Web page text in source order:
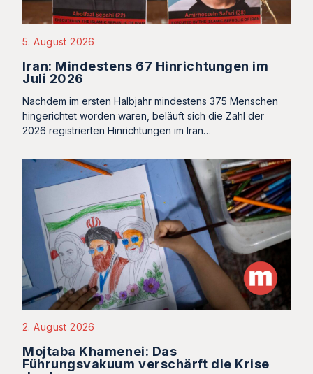
5. August 2026
Iran: Mindestens 67 Hinrichtungen im
Juli 2026
Nachdem im ersten Halbjahr mindestens 375 Menschen
hingerichtet worden waren, beläuft sich die Zahl der
2026 registrierten Hinrichtungen im Iran…
2. August 2026
Mojtaba Khamenei: Das
Führungsvakuum verschärft die Krise